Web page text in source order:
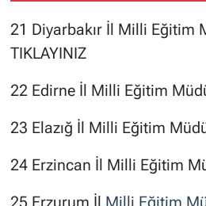
21 Diyarbakır İl Milli Eğitim
TIKLAYINIZ
22 Edirne İl Milli Eğitim
23 Elazığ İl Milli Eğitim
24 Erzincan İl Milli Eğitim
25 Erzurum İl Milli Eğitim